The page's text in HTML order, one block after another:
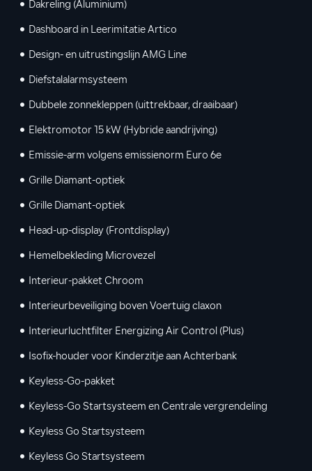
Dakreling (Aluminium)
Dashboard in Leerimitatie Artico
Design- en uitrustingslijn AMG Line
Diefstalalarmsysteem
Dubbele zonnekleppen (uittrekbaar, draaibaar)
Elektromotor 15 kW (Hybride aandrijving)
Emissie-arm volgens emissienorm Euro 6e
Grille Diamant-optiek
Grille Diamant-optiek
Head-up-display (Frontdisplay)
Hemelbekleding Microvezel
Interieur-pakket Chroom
Interieurbeveiliging boven Voertuig claxon
Interieurluchtfilter Energizing Air Control (Plus)
Isofix-houder voor Kinderzitje aan Achterbank
Keyless-Go-pakket
Keyless-Go Startsysteem en Centrale vergrendeling
Keyless Go Startsysteem
Keyless Go Startsysteem